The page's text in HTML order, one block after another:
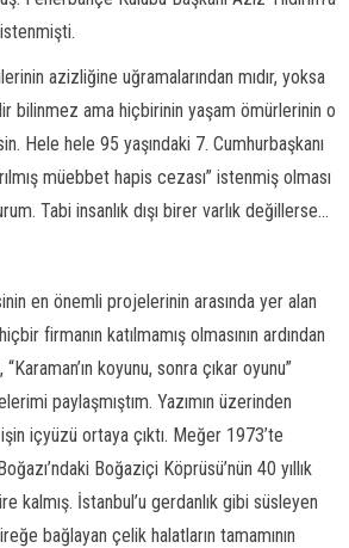
azizliğine uğramalarından mıdır, yoksa
bilinmez ama hiçbirinin yaşam ömürlerinin o
Hele hele 95 yaşındaki 7. Cumhurbaşkanı
müebbet hapis cezası” istenmiş olması
Tabi insanlık dışı birer varlık değillerse...
en önemli projelerinin arasında yer alan
firmanın katılmamış olmasının ardından
koyunu, sonra çıkar oyunu”
paylaşmıştım. Yazımın üzerinden
içyüzü ortaya çıktı. Meğer 1973’te
Boğaziçi Köprüsü’nün 40 yıllık
kalmış. İstanbul’u gerdanlık gibi süsleyen
bağlayan çelik halatların tamamının